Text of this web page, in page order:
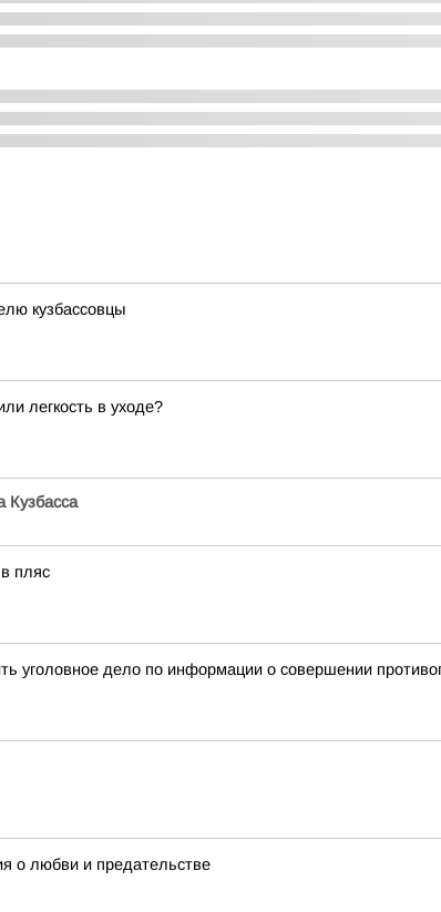
кузбассовцы
легкость в уходе?
Кузбасса
пляс
уголовное дело по информации о совершении
о любви и предательстве